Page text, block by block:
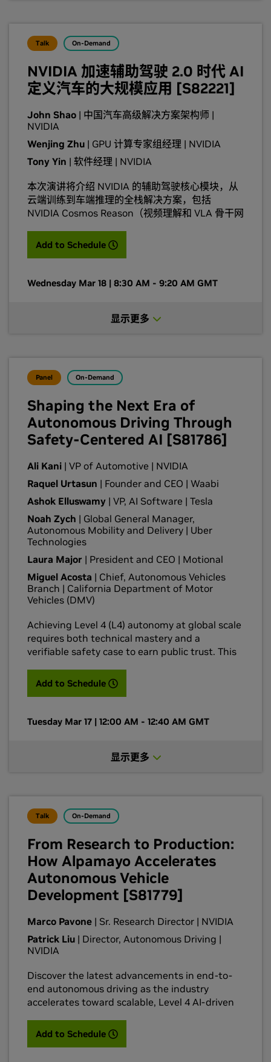
Talk On-Demand
NVIDIA 加速辅助驾驶 2.0 时代 AI
定义汽车的大规模应用 [S82221]
John Shao | 中国汽车高级解决方案架构师 |
NVIDIA
Wenjing Zhu | GPU 计算专家组经理 | NVIDIA
Tony Yin | 软件经理 | NVIDIA
本次演讲将介绍 NVIDIA 的辅助驾驶核心模块，从
云端训练到车端推理的全栈解决方案，包括
NVIDIA Cosmos Reason（视频理解和 VLA 骨干网
NuRec 神经重建和闭环仿真、ACCV-Lab 辅助驾驶
训练工具包以及面向 NVIDIA DRIVE Thor 的 VLA
Add to Schedule (opens in a new tab)
Wednesday Mar 18 | 8:30 AM - 9:20 AM GMT
显示更多
Panel On-Demand
Shaping the Next Era of
Autonomous Driving Through
Safety-Centered AI [S81786]
Ali Kani | VP of Automotive | NVIDIA
Raquel Urtasun | Founder and CEO | Waabi
Ashok Elluswamy | VP, AI Software | Tesla
Noah Zych | Global General Manager,
Autonomous Mobility and Delivery | Uber
Technologies
Laura Major | President and CEO | Motional
Miguel Acosta | Chief, Autonomous Vehicles
Branch | California Department of Motor
Vehicles (DMV)
Achieving Level 4 (L4) autonomy at global scale
requires both technical mastery and a
verifiable safety case to earn public trust. This
and regulatory leaders from across the
autonomous vehicle ecosystem to examine the
autonomous vehicle deployment. We’ll explore
language-action models to handle edge cases,
achieve certification and regulatory
compliance. You’ll learn how teams are
translating abstract safety mandates into
verifiable software and hardware constraints
to deliver truly trustworthy autonomy.
Add to Schedule (opens in a new tab)
Tuesday Mar 17 | 12:00 AM - 12:40 AM GMT
显示更多
Talk On-Demand
From Research to Production:
How Alpamayo Accelerates
Autonomous Vehicle
Development [S81779]
Marco Pavone | Sr. Research Director | NVIDIA
Patrick Liu | Director, Autonomous Driving |
NVIDIA
Discover the latest advancements in end-to-
end autonomous driving as the industry
accelerates toward scalable, Level 4 AI-driven
Alpamayo—particularly reasoning vision-
language-action models (VLA)—enable vehicles
Add to Schedule (opens in a new tab)